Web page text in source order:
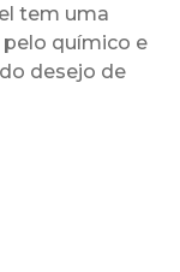
tem uma
pelo químico e
desejo de